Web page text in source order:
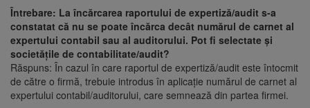
Întrebare: La încărcarea raportului de expertiză/audit s-a
constatat că nu se poate încărca decât numărul de carnet al
expertului contabil sau al auditorului. Pot fi selectate și
societățile de contabilitate/audit?
Răspuns: În cazul în care raportul de expertiză/audit este întocmit
de către o firmă, trebuie introdus în aplicație numărul de carnet al
expertului contabil/auditorului, care semnează din partea firmei.